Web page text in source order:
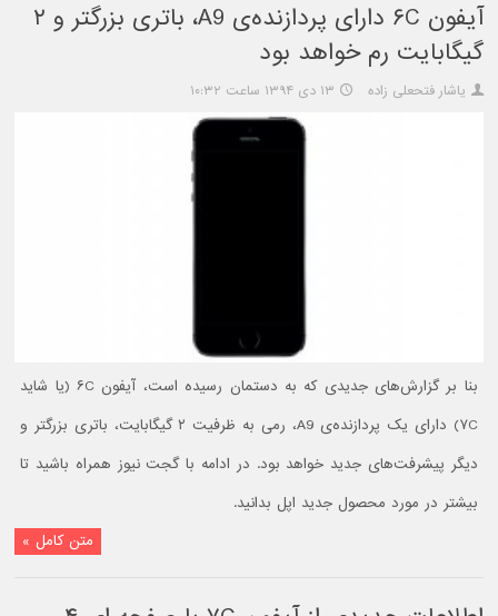
آیفون ۶C دارای پردازنده‌ی A9، باتری بزرگتر و ۲
گیگابایت رم خواهد بود
یاشار فتحعلی زاده ۱۳ دی ۱۳۹۴ ساعت ۱۰:۳۲
بنا بر گزارش‌های جدیدی که به دستمان رسیده است، آیفون ۶C (یا شاید
۷C) دارای یک پردازنده‌ی A9، رمی به ظرفیت ۲ گیگابایت، باتری بزرگتر و
دیگر پیشرفت‌های جدید خواهد بود. در ادامه با گجت نیوز همراه باشید تا
بیشتر در مورد محصول جدید اپل بدانید.
متن کامل »